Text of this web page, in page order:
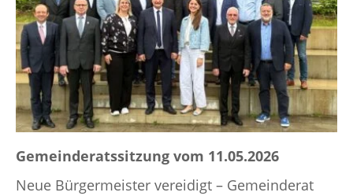
Gemeinderatssitzung vom 11.05.2026
Neue Bürgermeister vereidigt – Gemeinderat